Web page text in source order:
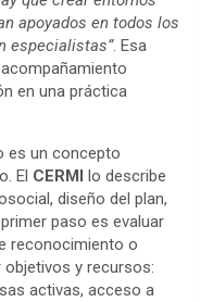
apoyados en todos los
especialistas”. Esa
en una práctica
es un concepto
El CERMI
lo describe
diseño del plan,
paso es evaluar
reconocimiento o
objetivos y recursos:
activas, acceso a